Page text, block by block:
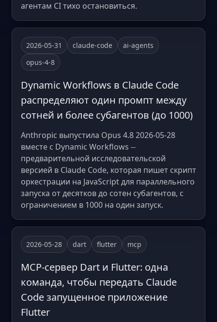
агентам CI тихо остановиться.
2026-05-31 claude-code
ai-agents
opus-4-8
Dynamic Workflows в Claude Code
распределяют один промпт между
сотней и более субагентов (до 1000)
Anthropic выпустила Opus 4.8 2026-05-28
вместе с Dynamic Workflows --
предварительной исследовательской
версией в Claude Code, которая пишет скрипт
оркестрации на JavaScript для параллельного
запуска от десятков до сотен субагентов, с
ограничением в 1000 на один запуск.
2026-05-28 dart flutter mcp
MCP-сервер Dart и Flutter: одна
команда, чтобы передать Claude
Code запущенное приложение
Flutter